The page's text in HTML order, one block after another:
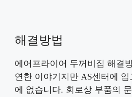
해결방법
에어프라이어 두꺼비집 해결
연한 이야기지만 AS센터에
에 없습니다. 회로상 부품의